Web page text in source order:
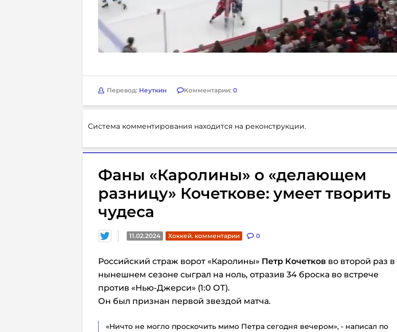
Перевод: Неуткин Комментарии: 0
Система комментирования находится на реконструкции.
Фаны «Каролины» о «делающем
разницу» Кочеткове: умеет творить
чудеса
11.02.2024 Хоккей. комментарии 0
Российский страж ворот «Каролины» Петр Кочетков во второй раз в
нынешнем сезоне сыграл на ноль, отразив 34 броска во встрече
против «Нью-Джерси» (1:0 ОТ).
Он был признан первой звездой матча.
«Ничто не могло проскочить мимо Петра сегодня вечером», - написал по